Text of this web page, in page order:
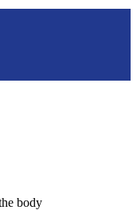
body